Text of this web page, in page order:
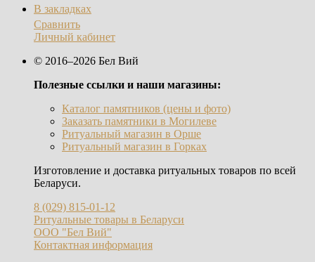
В закладках
Сравнить
Личный кабинет
© 2016–2026 Бел Вий
Полезные ссылки и наши магазины:
Каталог памятников (цены и фото)
Заказать памятники в Могилеве
Ритуальный магазин в Орше
Ритуальный магазин в Горках
Изготовление и доставка ритуальных товаров по всей
Беларуси.
8 (029) 815-01-12
Ритуальные товары в Беларуси
ООО "Бел Вий"
Контактная информация